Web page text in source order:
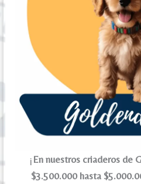
¡ En nuestros criaderos de
$3.500.000 hasta